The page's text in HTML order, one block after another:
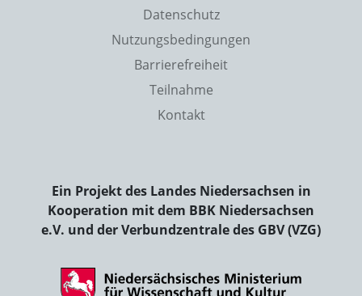
Datenschutz
Nutzungsbedingungen
Barrierefreiheit
Teilnahme
Kontakt
Ein Projekt des Landes Niedersachsen in
Kooperation mit dem BBK Niedersachsen
e.V. und der Verbundzentrale des GBV (VZG)